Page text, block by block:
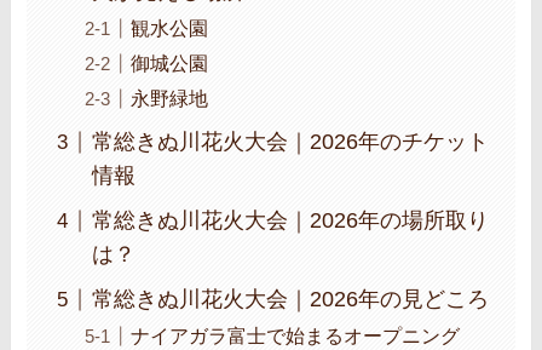
観水公園
御城公園
永野緑地
常総きぬ川花火大会｜2026年のチケット
情報
常総きぬ川花火大会｜2026年の場所取り
は？
常総きぬ川花火大会｜2026年の見どころ
ナイアガラ富士で始まるオープニング